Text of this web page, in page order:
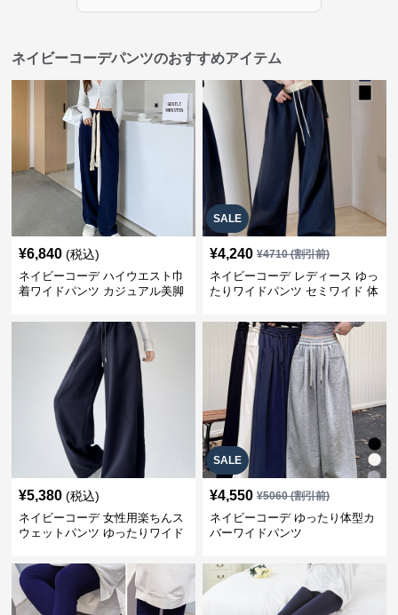
ネイビーコーデパンツのおすすめアイテム
¥6,840 (税込)
ネイビーコーデ ハイウエスト巾
着ワイドパンツ カジュアル美脚
SALE
¥4,240 ¥4710(割引前)
ネイビーコーデ レディース ゆっ
たりワイドパンツ セミワイド 体
¥5,380 (税込)
ネイビーコーデ 女性用楽ちんス
ウェットパンツ ゆったりワイド
SALE
¥4,550 ¥5060(割引前)
ネイビーコーデ ゆったり体型カ
バーワイドパンツ